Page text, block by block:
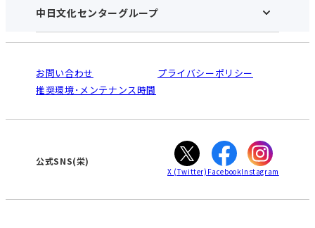
アクセス･営業時間
お申し込みの流れ
入会と受講のご案内
中日文化センターHOME
中日文化センターとは
受講規約・会員特典
ご利用ガイド
オンライン講座受講の手順
WEBサイトのよくある質問
中日文化センターグループ
南大高
犬山
高蔵寺
大垣
津
お問い合わせ
プライバシーポリシー
推奨環境･メンテナンス時間
公式SNS(栄)
X (Twitter) FacebookInstagram